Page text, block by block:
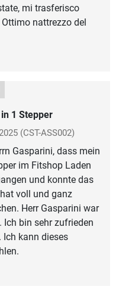
mi trasferisco
nattrezzo del
1 Stepper
(CST-ASS002)
Gasparini, dass mein
im Fitshop Laden
und konnte das
voll und ganz
Herr Gasparini war
bin sehr zufrieden
Ich kann dieses